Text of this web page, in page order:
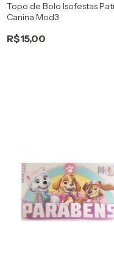
Topo de Bolo Isofestas
Canina Mod3
R$15,00